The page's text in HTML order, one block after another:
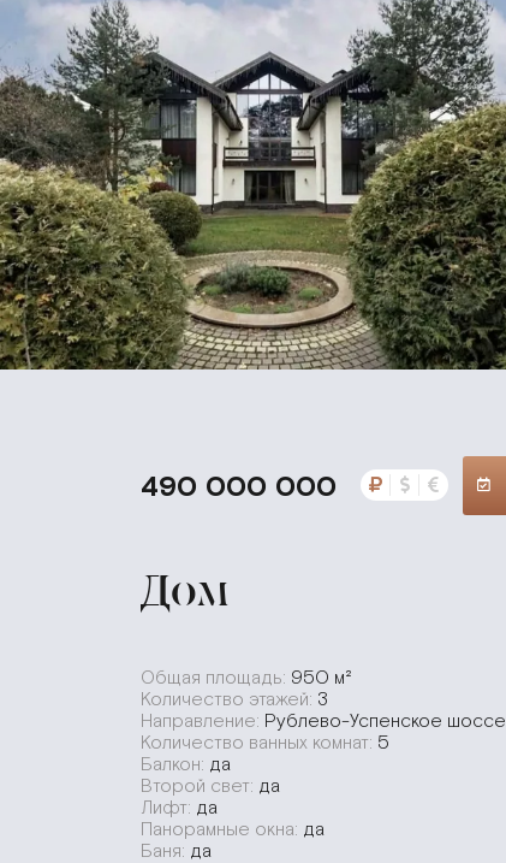
490 000 000
Дом
Общая площадь: 950 м²
Количество этажей: 3
Направление: Рублево-Успенское шоссе
Количество ванных комнат: 5
Балкон: да
Второй свет: да
Лифт: да
Панорамные окна: да
Баня: да